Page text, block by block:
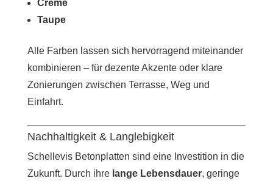
Creme
Taupe
Alle Farben lassen sich hervorragend miteinander
kombinieren – für dezente Akzente oder klare
Zonierungen zwischen Terrasse, Weg und
Einfahrt.
Nachhaltigkeit & Langlebigkeit
Schellevis Betonplatten sind eine Investition in die
Zukunft. Durch ihre lange Lebensdauer, geringe